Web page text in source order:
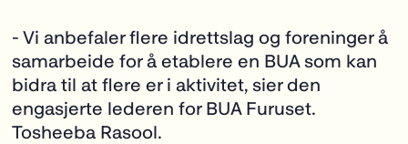
- Vi anbefaler flere idrettslag og foreninger å
samarbeide for å etablere en BUA som kan
bidra til at flere er i aktivitet, sier den
engasjerte lederen for BUA Furuset.
Tosheeba Rasool.